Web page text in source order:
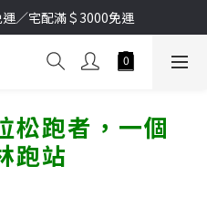
＄100🔥點我註冊➞
／宅配滿＄3000免運
＄100🔥點我註冊➞
松跑者，一個
跑站